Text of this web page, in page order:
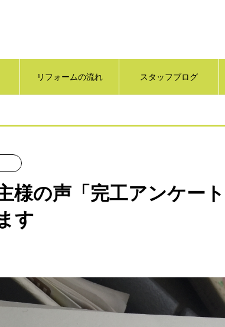
リフォームの流れ スタッフブログ
様の声「完工アンケー
す